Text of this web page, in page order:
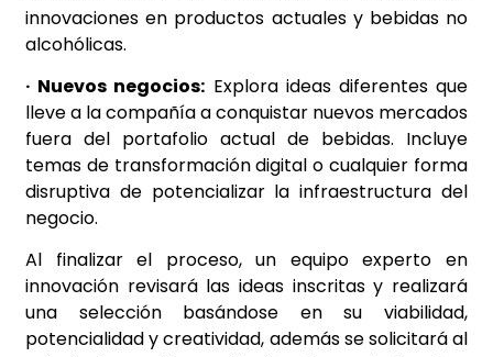
innovaciones en productos actuales y bebidas no
alcohólicas.
· Nuevos negocios: Explora ideas diferentes que
lleve a la compañía a conquistar nuevos mercados
fuera del portafolio actual de bebidas. Incluye
temas de transformación digital o cualquier forma
disruptiva de potencializar la infraestructura del
negocio.
Al finalizar el proceso, un equipo experto en
innovación revisará las ideas inscritas y realizará
una selección basándose en su viabilidad,
potencialidad y creatividad, además se solicitará al